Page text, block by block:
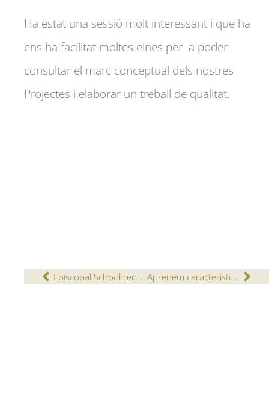
Ha estat una sessió molt interessant i que ha
ens ha facilitat moltes eines per a poder
consultar el marc conceptual dels nostres
Projectes i elaborar un treball de qualitat.
Episcopal School receives a distinction of quality for a European project carried out in the English classes of ESO Aprenem característiques de la tardor